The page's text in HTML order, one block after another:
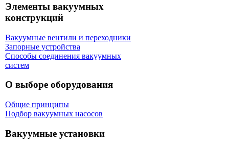
Элементы вакуумных
конструкций
Вакуумные вентили и переходники
Запорные устройства
Способы соединения вакуумных
систем
О выборе оборудования
Общие принципы
Подбор вакуумных насосов
Вакуумные установки